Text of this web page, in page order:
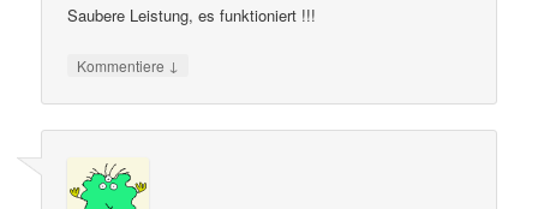
Saubere Leistung, es funktioniert !!!
Kommentiere ↓